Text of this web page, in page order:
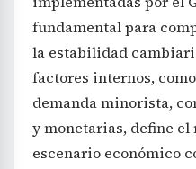
fundamental para
la estabilidad
factores internos,
demanda minorista,
y monetarias, define
escenario económico